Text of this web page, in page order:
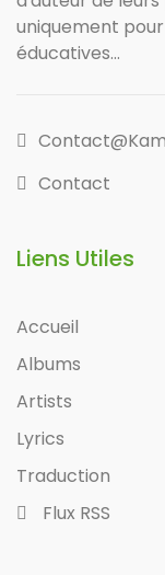
uniquement
éducatives...
Contact
Liens Utiles
Accueil
Albums
Artists
Lyrics
Traduction
Flux RSS